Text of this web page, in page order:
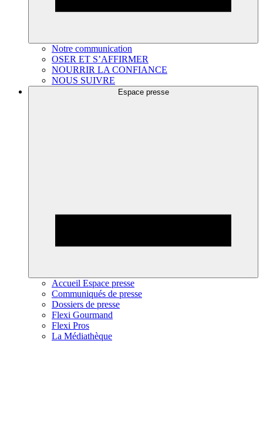
Notre communication
OSER ET S’AFFIRMER
NOURRIR LA CONFIANCE
NOUS SUIVRE
Espace presse
Accueil Espace presse
Communiqués de presse
Dossiers de presse
Flexi Gourmand
Flexi Pros
La Médiathèque